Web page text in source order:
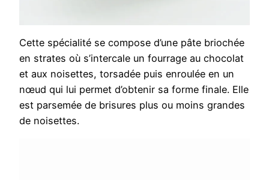
Cette spécialité se compose d’une pâte briochée
en strates où s’intercale un fourrage au chocolat
et aux noisettes, torsadée puis enroulée en un
nœud qui lui permet d’obtenir sa forme finale. Elle
est parsemée de brisures plus ou moins grandes
de noisettes.